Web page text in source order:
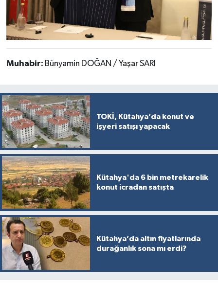
Muhabir: Bünyamin DOĞAN / Yaşar SARI
TOKİ, Kütahya’da konut ve
işyeri satışı yapacak
Kütahya'da 6 bin metrekarelik
konut icradan satışta
Kütahya’da altın fiyatlarında
durağanlık sona mı erdi?